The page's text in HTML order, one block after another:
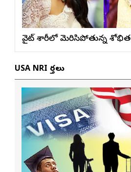
వైట్ శారీలో మెరిసిపోతున్న శోభిత
USA NRI వార్తలు